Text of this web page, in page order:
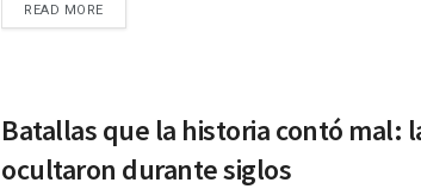
READ MOREDETAILS
Batallas que la historia contó mal:
ocultaron durante siglos